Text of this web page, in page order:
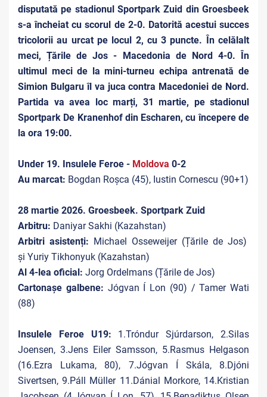
disputată pe stadionul Sportpark Zuid din Groesbeek
s-a încheiat cu scorul de 2-0. Datorită acestui succes
tricolorii au urcat pe locul 2, cu 3 puncte. În celălalt
meci, Țările de Jos - Macedonia de Nord 4-0. În
ultimul meci de la mini-turneu echipa antrenată de
Simion Bulgaru îl va juca contra Macedoniei de Nord.
Partida va avea loc marți, 31 martie, pe stadionul
Sportpark De Kranenhof din Escharen, cu începere de
la ora 19:00.
Under 19. Insulele Feroe - Moldova 0-2
Au marcat: Bogdan Roșca (45), Iustin Cornescu (90+1)
28 martie 2026. Groesbeek. Sportpark Zuid
Arbitru: Daniyar Sakhi (Kazahstan)
Arbitri asistenți: Michael Osseweijer (Țările de Jos)
și Yuriy Tikhonyuk (Kazahstan)
Al 4-lea oficial: Jorg Ordelmans (Țările de Jos)
Cartonașe galbene: Jógvan Í Lon (90) / Tamer Wati
(88)
Insulele Feroe U19: 1.Tróndur Sjúrdarson, 2.Silas
Joensen, 3.Jens Eiler Samsson, 5.Rasmus Helgason
(16.Ezra Lukama, 80), 7.Jógvan Í Skála, 8.Djóni
Sivertsen, 9.Páll Müller 11.Dánial Morkore, 14.Kristian